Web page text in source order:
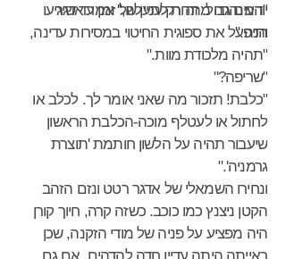
יודעים גבול. זה רק עניין של זמן עד שיגיעו
הנה."
"המנהרה מתחת לתעלה," אמר אדגר
ותיפעל את ספוגית החיטוי במסירות עדינה,
"תהיה מלכודת מוות."
"שריפה?"
"כלבת! תזכור מה שאני אומר לך. לכלב או
לחתול או לעטלף מוכה-הכלבת הראשון
שיעבור תהיה על הלשון חותמת 'תוצרת
גרמניה'."
ונחירו השמאלי של אדגר רטט ונזם הזהב
הקטן ניצנץ כמו כוכב. כשזה קרה, חיוך קורן
היה מפציע על פניה של מודי הזקנה, שכן